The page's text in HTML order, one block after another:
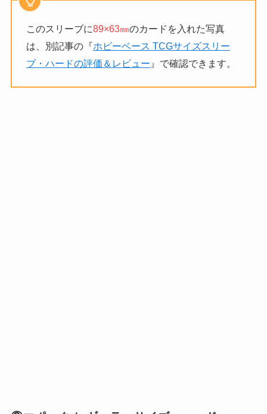
このスリーブに89×63㎜のカードを入れた写真
は、別記事の『ホビーベース TCGサイズスリー
ブ・ハードの評価＆レビュー 』で確認できます。